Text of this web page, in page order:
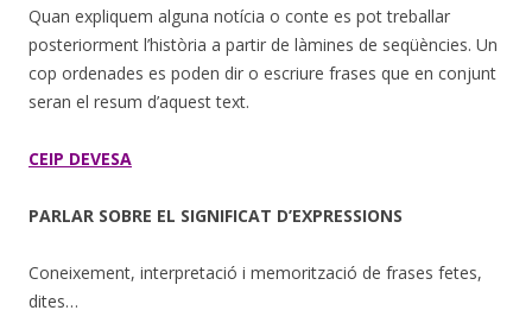
Quan expliquem alguna notícia o conte es pot treballar
posteriorment l’història a partir de làmines de seqüències. Un
cop ordenades es poden dir o escriure frases que en conjunt
seran el resum d’aquest text.
CEIP DEVESA
PARLAR SOBRE EL SIGNIFICAT D’EXPRESSIONS
Coneixement, interpretació i memorització de frases fetes,
dites…